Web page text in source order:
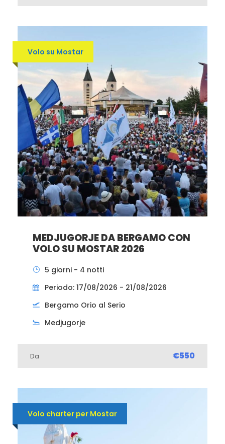
Volo su Mostar
MEDJUGORJE DA BERGAMO CON
VOLO SU MOSTAR 2026
5 giorni - 4 notti
Periodo: 17/08/2026 - 21/08/2026
Bergamo Orio al Serio
Medjugorje
Da €550
Volo charter per Mostar